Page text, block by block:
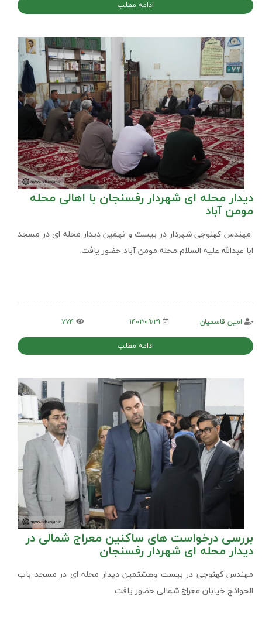
ادامه مطلب
دیدار محله ای شهردار رفسنجان با اهالی محله
مومن آباد
مهندس کهنوجی شهردار در بیست و نهمین دیدار محله ای در مسجد
ابا عبدالله علیه السلام محله مومن آباد حضور یافت.
امین قاسمیان ۷۷۴
ادامه مطلب
بررسی درخواست های ساکنین معراج شمالی در
دیدار محله ای شهردار رفسنجان
مهندس کهنوجی در بیست وهشتمین دیدار محله ای در مسجد باب
الحوائج خیابان معراج شمالی حضور یافت.